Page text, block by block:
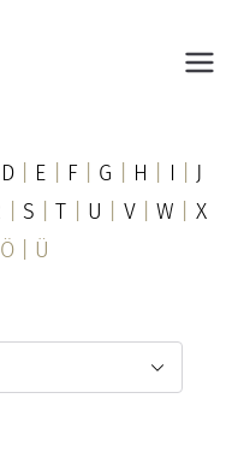
D| E F G H I
J
S |T U V|W
X
| Ü